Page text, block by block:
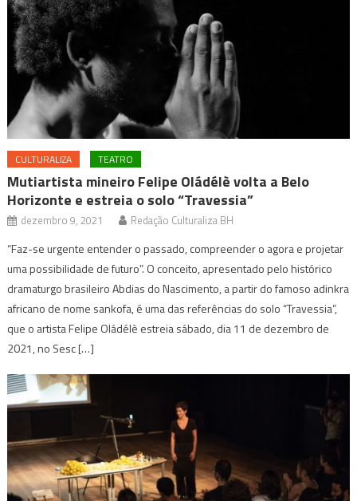
CULTURALIZA TEATRO
Mutiartista mineiro Felipe Oládélè volta a Belo
Horizonte e estreia o solo “Travessia”
dezembro 9, 2021 Redação Culturaliza BH
“Faz-se urgente entender o passado, compreender o agora e projetar
uma possibilidade de futuro”. O conceito, apresentado pelo histórico
dramaturgo brasileiro Abdias do Nascimento, a partir do famoso adinkra
africano de nome sankofa, é uma das referências do solo “Travessia”,
que o artista Felipe Oládélè estreia sábado, dia 11 de dezembro de
2021, no Sesc […]